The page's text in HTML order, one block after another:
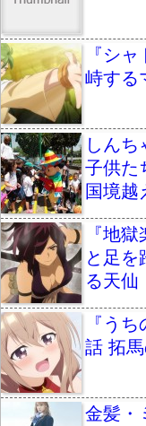
『シ
峙する
しん
子供た
国境越
『地
と足を
る天仙
『う
話 拓
金髪・